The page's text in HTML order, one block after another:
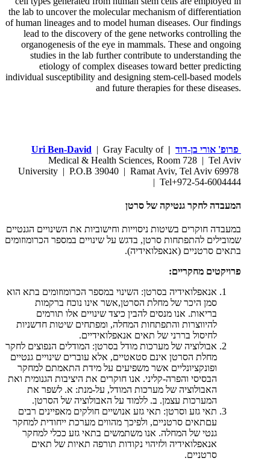
the lab to uncover the molecular mechanism of differentiation
of human lineages and to model human diseases. Our findings
lead to the discovery of the gene networks controlling the
organogenesis of the eye in mammals. These and ongoing
studies in the lab further contribute to understanding the
etiology of complex diseases toward better predicting
individual susceptibility and designing stem-cell-based models
and future therapies for these diseases.
פרופ' אורי בן-דוד |
Uri Ben-David | Gray Faculty of
Medical & Health Sciences, Room 728 | Tel Aviv
University | P.O.B 39040 | Ramat Aviv, Tel Aviv 69978
| Tel+972-54-6004444
המעבדה לחקר גנטיקה של סרטן
במעבדה חוקרים בשיטות ניסוייות וחישוביות את השינויים הגנטיים
שמובילים להתפתחות סרטן, בדגש על שינויים במספר הכרומוזומים
בתאים סרטניים (אנאפלואידיה).
פרויקטים מחקריים:
אנאפלואידיה בסרטן: השינוי במספר הכרומוזומים בתא הוא
סמן היכר של מחלת הסרטן,אשר אינו נוכח ברקמות
בריאות. אנו מנסים להבין כיצד שינויים אלו תורמים
להיווצרות והתפתחות המחלה, ומפתחים שיטות חדשניות
לחיסול בררני של תאים אנאפלואידיים.
אבולוציה של מערכות מודל בסרטן: המודלים הנפוצים לחקר
מחלת הסרטן אינם סטאטיים, אלא עוברים שינויים גנטיים
ופונקציונליים אשר משפיעים על מידת התאמתם למחקר
הבסיסי והפרה-קליני. אנו חוקרים את היציבות הגנומית ואת
האבולוציה של מערכות המודל, על-מנת: א. לשפר את
המערכות עצמן. ב. ללמוד על האבולוציה של הסרטן.
תאי גזע וסרטן: תאי גזע אנושיים חולקים מאפיינים רבים
עםתאים סרטניים, ולפיכך מהווים מערכת ייחודית למחקר
גנטי של המחלה. אנו משתמשים בתאי גזע ככלי למחקר
אנאפלואידיה ולזיהוי נקודות תורפה תאיות של תאים
סרטניים.